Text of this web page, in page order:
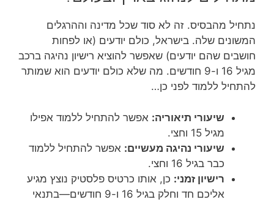
נתחיל מהבסיס. זה לא סוד שכל מדינה וההרגלים
המשונים שלה. בישראל, כולם יודעים (או לפחות
חושבים שהם יודעים) שאפשר להוציא רישיון נהיגה ברכב
מגיל 16 ו-9 חודשים. מה שלא כולם יודעים הוא שמותר
להתחיל ללמוד לפני כן…
שיעורי תיאוריה: אפשר להתחיל ללמוד אפילו
מגיל 15 וחצי.
שיעורי נהיגה מעשיים: אפשר להתחיל ללמוד
כבר בגיל 16 וחצי.
רישיון זמני: כן, אותו כרטיס פלסטיק נוצץ מגיע
אליכם חד וחלק בגיל 16 ו-9 חודשים—בתנאי